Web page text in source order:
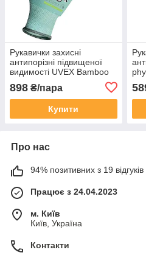
Рукавички захисні
антипорізні підвищеної
видимості UVEX Bamboo
TwinFlex® D uXT2 розмір
9
898 ₴/пара
Купити
Про нас
94% позитивних з 19 відгуків
Працює з 24.04.2023
м. Київ
Київ, Україна
Контакти